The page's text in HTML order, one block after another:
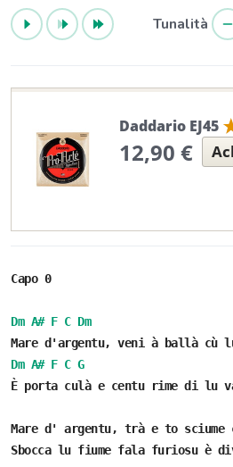
Tunalità
Daddario EJ45
12,90 €
Capo 0
Dm A# F C Dm
Mare d'argentu, veni à ballà cù
Dm A# F C G
È porta culà e centu rime di lu
Mare d' argentu, trà e to sciume
Sbocca lu fiume fala furiosu è